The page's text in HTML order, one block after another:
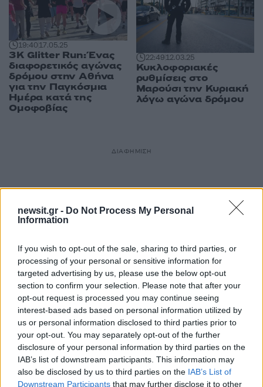
newsit.gr - Do Not Process My Personal
Information
If you wish to opt-out of the sale, sharing to third parties, or
processing of your personal or sensitive information for
targeted advertising by us, please use the below opt-out
section to confirm your selection. Please note that after your
opt-out request is processed you may continue seeing
interest-based ads based on personal information utilized by
us or personal information disclosed to third parties prior to
your opt-out. You may separately opt-out of the further
disclosure of your personal information by third parties on the
IAB’s list of downstream participants. This information may
also be disclosed by us to third parties on the IAB’s List of
Downstream Participants that may further disclose it to other
19:4017.05.25
3K Glitter Run: Ένας
διαφορετικός αγώνας
δρόμου στην Αθήνα
για την Παγκόσμια
Ημέρα κατά της
Ομοφοβίας
22:4912.03.25
Κυκλοφοριακές
ρυθμίσεις στο
Μαρούσι την Κυριακή
λόγω αγώνα δρόμου
ΔΙΑΦΗΜΙΣΗ